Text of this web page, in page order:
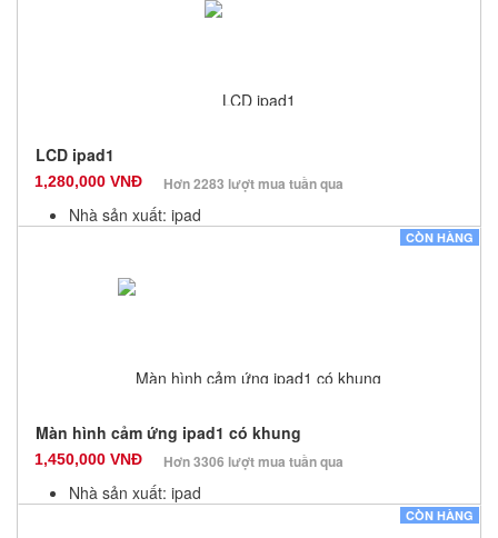
LCD ipad1
1,280,000 VNĐ Hơn 2283 lượt mua tuần qua
Nhà sản xuất: ipad
Số lượng: 20
CÒN HÀNG
Màn hình cảm ứng ipad1 có khung
1,450,000 VNĐ Hơn 3306 lượt mua tuần qua
Nhà sản xuất: ipad
CÒN HÀNG